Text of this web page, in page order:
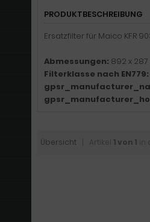
PRODUKTBESCHREIBUNG
Ersatzfilter für Maico KFR
Abmessungen: 892 x
Filterklasse nach EN779:
Übersicht | Artikel 1 von 1 in